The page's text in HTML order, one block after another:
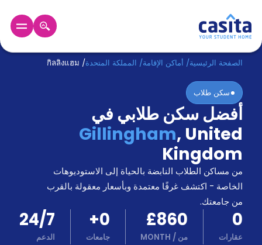
الرئيسية عربي GBP
دخول
حجز
السكن
نحن؟
المدونة
أخبر
أصدقائك
اكسب
كن
شريكا
الصفحة الرئيسية/ أماكن الإقامة/ المملكة المتحدة/
กิลลิงแฮม
سكن طلاب
أفضل سكن طلابي في
Gillingham, United
Kingdom
من مساكن الطلاب النابضة بالحياة إلى الاستوديوهات
الخاصة - اكتشف غرفًا معتمدة وبأسعار معقولة بالقرب
من جامعتك.
0
عقارات
£860
من /
MONTH
0
+
جامعات
24/7
الدعم